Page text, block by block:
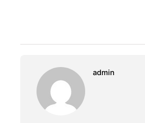
admin